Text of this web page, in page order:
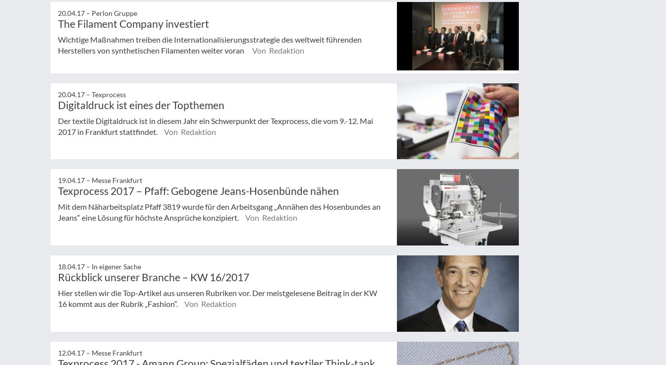
20.04.17 – Perlon Gruppe
The Filament Company investiert
Wichtige Maßnahmen treiben die Internationalisierungsstrategie des weltweit führenden
Herstellers von synthetischen Filamenten weiter voran
Von Redaktion
20.04.17 – Texprocess
Digitaldruck ist eines der Topthemen
Der textile Digitaldruck ist in diesem Jahr ein Schwerpunkt der Texprocess, die vom 9.-12. Mai
2017 in Frankfurt stattfindet.
Von Redaktion
19.04.17 – Messe Frankfurt
Texprocess 2017 – Pfaff: Gebogene Jeans-Hosenbünde nähen
Mit dem Näharbeitsplatz Pfaff 3819 wurde für den Arbeitsgang „Annähen des Hosenbundes an
Jeans“ eine Lösung für höchste Ansprüche konzipiert.
Von Redaktion
18.04.17 – In eigener Sache
Rückblick unserer Branche – KW 16/2017
Hier stellen wir die Top-Artikel aus unseren Rubriken vor. Der meistgelesene Beitrag in der KW
16 kommt aus der Rubrik „Fashion“.
Von Redaktion
12.04.17 – Messe Frankfurt